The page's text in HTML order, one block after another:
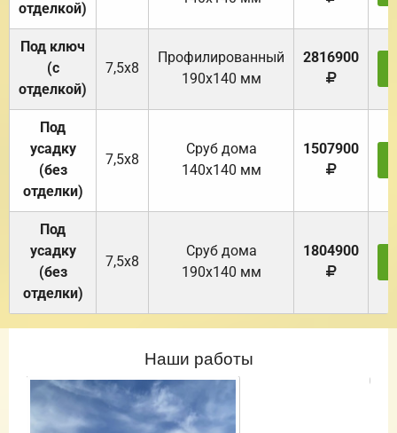
отделкой)
Под ключ
(с
отделкой)
7,5х8
Профилированный
190х140 мм
2816900
Под
усадку
(без
отделки)
7,5х8
Cруб дома
140х140 мм
1507900
Под
усадку
(без
отделки)
7,5х8
Cруб дома
190х140 мм
1804900
Наши работы